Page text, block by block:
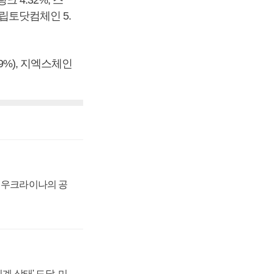
토닷컴체인 5.
지엑스체인
크라이나의 공